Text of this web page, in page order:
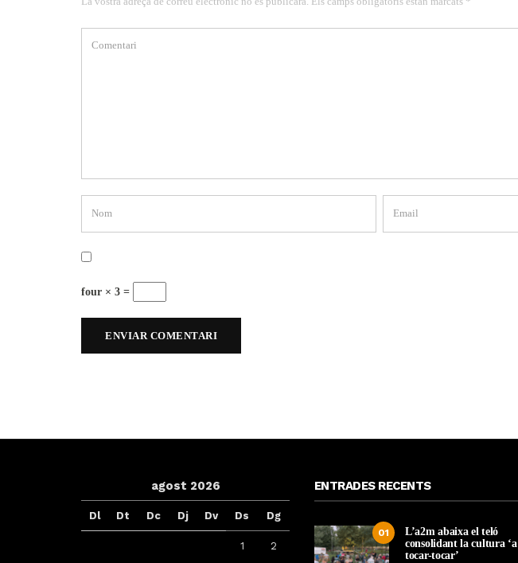
four × 3 =
agost 2026
Dl Dt Dc Dj Dv Ds Dg
1 2
ENTRADES RECENTS
01
L’a2m abaixa el teló
consolidant la cultura ‘a
tocar-tocar’